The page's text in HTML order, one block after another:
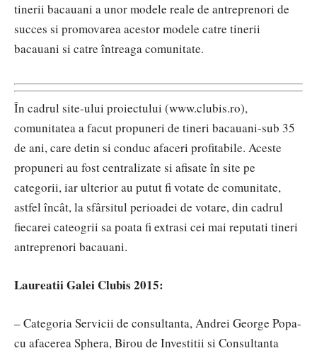
tinerii bacauani a unor modele reale de antreprenori de
succes si promovarea acestor modele catre tinerii
bacauani si catre întreaga comunitate.
În cadrul site-ului proiectului (www.clubis.ro),
comunitatea a facut propuneri de tineri bacauani-sub 35
de ani, care detin si conduc afaceri profitabile. Aceste
propuneri au fost centralizate si afisate în site pe
categorii, iar ulterior au putut fi votate de comunitate,
astfel încât, la sfârsitul perioadei de votare, din cadrul
fiecarei cateogrii sa poata fi extrasi cei mai reputati tineri
antreprenori bacauani.
Laureatii Galei Clubis 2015:
– Categoria Servicii de consultanta, Andrei George Popa-
cu afacerea Sphera, Birou de Investitii si Consultanta